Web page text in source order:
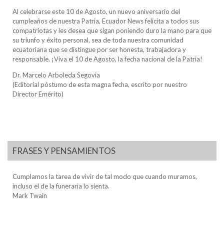
Al celebrarse este 10 de Agosto, un nuevo aniversario del
cumpleaños de nuestra Patria, Ecuador News felicita a todos sus
compatriotas y les desea que sigan poniendo duro la mano para que
su triunfo y éxito personal, sea de toda nuestra comunidad
ecuatoriana que se distingue por ser honesta, trabajadora y
responsable. ¡Viva el 10 de Agosto, la fecha nacional de la Patria!
Dr. Marcelo Arboleda Segovia
(Editorial póstumo de esta magna fecha, escrito por nuestro
Director Emérito)
FRASES Y PENSAMIENTOS
Cumplamos la tarea de vivir de tal modo que cuando muramos,
incluso el de la funeraria lo sienta.
Mark Twain